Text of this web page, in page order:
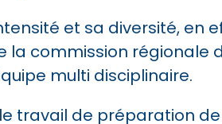
et sa diversité, en
la commission régionale
multi disciplinaire.
travail de préparation